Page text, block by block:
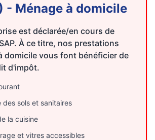
- Ménage à domicile
est déclarée/en cours de
À ce titre, nos prestations
domicile vous font bénéficier de
d'impôt.
des sols et sanitaires
la cuisine
et vitres accessibles